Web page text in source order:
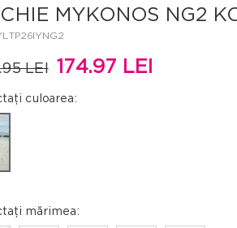
MYKONOS NG2
LEI 174.97 LEI
culoarea:
mărimea: